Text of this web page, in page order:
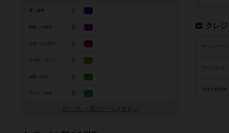
クレジ
ゲームデザイン
アートワーク
0
戦略・判断力 0
0
0
0
アート・外見 0
似たプレイ感のゲームを探す→